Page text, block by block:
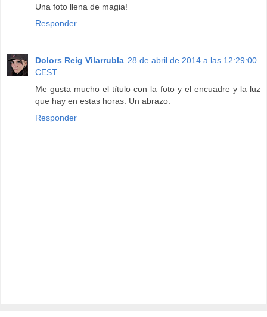
Una foto llena de magia!
Responder
Dolors Reig Vilarrubla 28 de abril de 2014 a las 12:29:00
CEST
Me gusta mucho el título con la foto y el encuadre y la luz
que hay en estas horas. Un abrazo.
Responder